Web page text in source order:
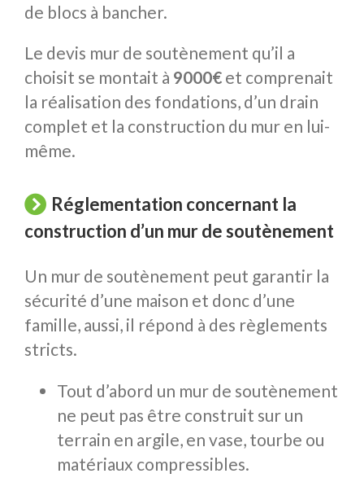
de blocs à bancher.
Le devis mur de soutènement qu’il a
choisit se montait à 9000€ et comprenait
la réalisation des fondations, d’un drain
complet et la construction du mur en lui-
même.
Réglementation concernant la
construction d’un mur de soutènement
Un mur de soutènement peut garantir la
sécurité d’une maison et donc d’une
famille, aussi, il répond à des règlements
stricts.
Tout d’abord un mur de soutènement
ne peut pas être construit sur un
terrain en argile, en vase, tourbe ou
matériaux compressibles.